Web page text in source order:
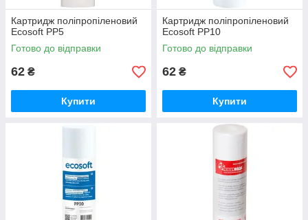
Картридж поліпропіленовий
Ecosoft PP5
Готово до відправки
62 ₴
Купити
Картридж поліпропіленовий
Ecosoft PP10
Готово до відправки
62 ₴
Купити